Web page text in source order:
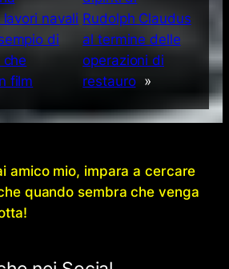
lavori navali
di
film
Rudolph Claudus
al termine delle
operazioni di
restauro »
amico mio, impara a cercare
quando sembra che venga